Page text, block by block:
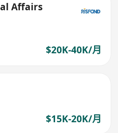
Affairs
$20K-40K/月
$15K-20K/月